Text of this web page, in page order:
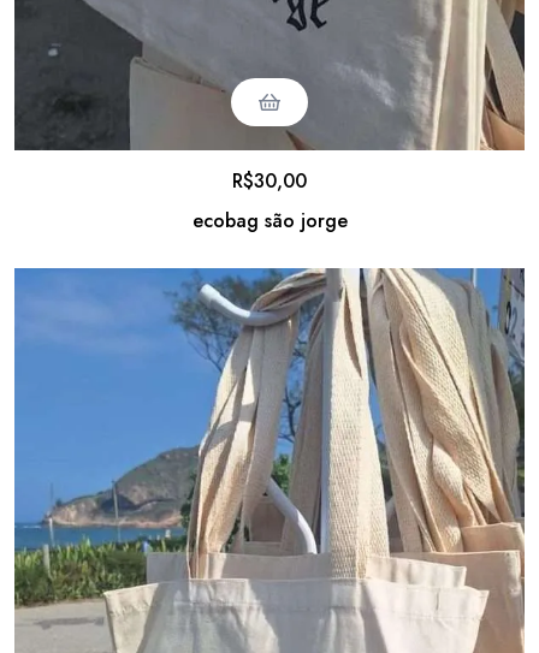
ecobag são jorge
R$30,00